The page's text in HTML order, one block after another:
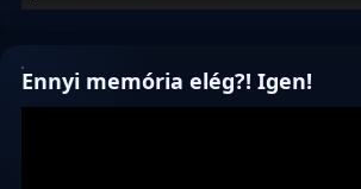
Ennyi memória elég?! Igen!